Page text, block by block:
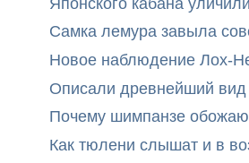
Самка лемура завыла
Новое наблюдение Лох-
Описали древнейший
Почему шимпанзе
Как тюлени слышат и в